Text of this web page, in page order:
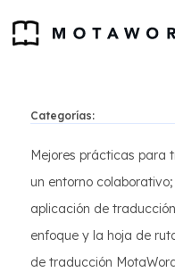
Categorías:
Mejores prácticas para
un entorno
aplicación de
enfoque y la hoja de
de traducción